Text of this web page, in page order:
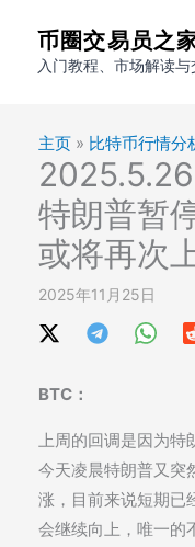
币圈交易员之
入门教程、市场解读
主页 » 比特币行情分
特朗普暂
或将再次
2025年11月25日
BTC：
上周的回调是因为特
今天凌晨特朗普又突
涨，目前来说短期已
会继续向上，唯一的